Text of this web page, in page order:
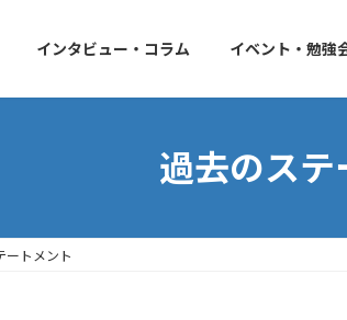
インタビュー・コラム イベント・勉強
過去のステ
ートメント